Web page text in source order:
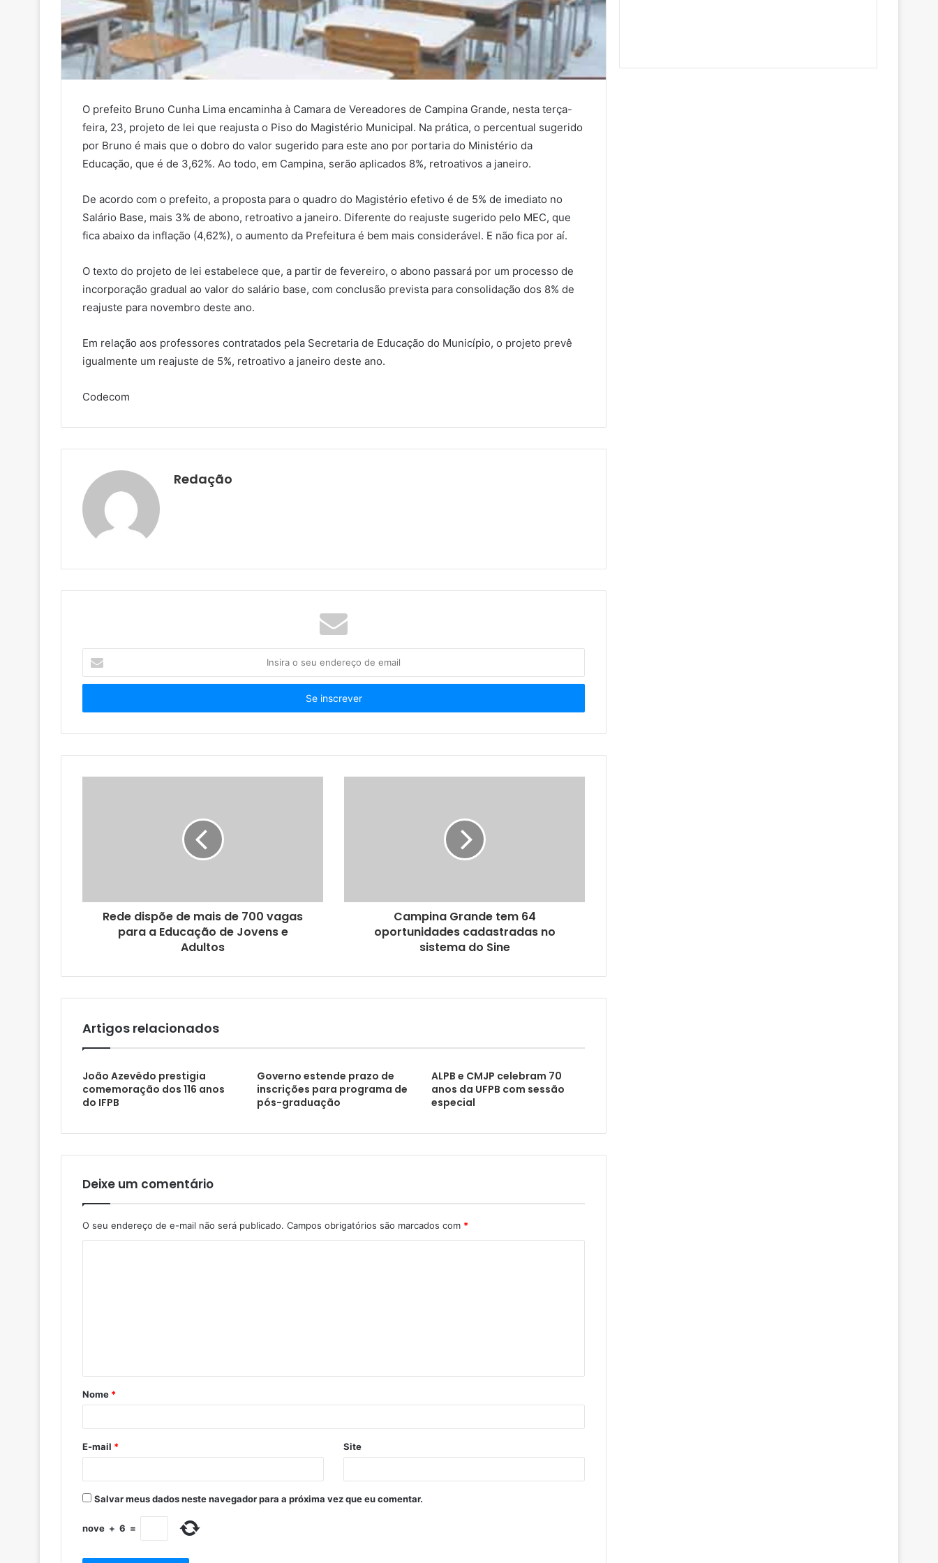
O prefeito Bruno Cunha Lima encaminha à Camara de Vereadores de Campina Grande, nesta terça-
feira, 23, projeto de lei que reajusta o Piso do Magistério Municipal. Na prática, o percentual sugerido
por Bruno é mais que o dobro do valor sugerido para este ano por portaria do Ministério da
Educação, que é de 3,62%. Ao todo, em Campina, serão aplicados 8%, retroativos a janeiro.
De acordo com o prefeito, a proposta para o quadro do Magistério efetivo é de 5% de imediato no
Salário Base, mais 3% de abono, retroativo a janeiro. Diferente do reajuste sugerido pelo MEC, que
fica abaixo da inflação (4,62%), o aumento da Prefeitura é bem mais considerável. E não fica por aí.
O texto do projeto de lei estabelece que, a partir de fevereiro, o abono passará por um processo de
incorporação gradual ao valor do salário base, com conclusão prevista para consolidação dos 8% de
reajuste para novembro deste ano.
Em relação aos professores contratados pela Secretaria de Educação do Município, o projeto prevê
igualmente um reajuste de 5%, retroativo a janeiro deste ano.
Codecom
Redação
s
r
s
o
a
Rede dispõe de mais de 700 vagas
para a Educação de Jovens e
Adultos
Campina Grande tem 64
oportunidades cadastradas no
sistema do Sine
Artigos relacionados
João Azevêdo prestigia
comemoração dos 116 anos
do IFPB
Governo estende prazo de
inscrições para programa de
pós-graduação
ALPB e CMJP celebram 70
anos da UFPB com sessão
especial
Deixe um comentário
O seu endereço de e-mail não será publicado. Campos obrigatórios são marcados com *
Nome *
E-mail * Site
Salvar meus dados neste navegador para a próxima vez que eu comentar.
nove + 6 =